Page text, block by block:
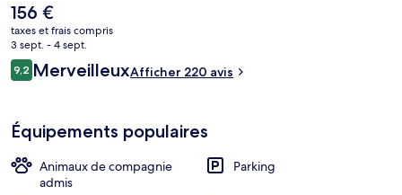
Le
prix
actuel
est
de
156 €
taxes et frais compris
3 sept. - 4 sept.
Avis
voyageurs
9,29,2 sur 10
MerveilleuxAfficher 220 avis
Équipements populaires
Animaux de compagnie
admis
Parking